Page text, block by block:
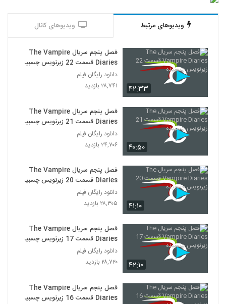
ویدیوهای مرتبط ویدیوهای کانال
۴۲:۳۳
فصل پنجم سریال The Vampire
Diaries قسمت 22 زیرنویس چسبیده
دانلود رایگان فیلم
۲۸,۷۴۱ بازدید
۴۰:۵۰
فصل پنجم سریال The Vampire
Diaries قسمت 21 زیرنویس چسبیده
دانلود رایگان فیلم
۲۴,۷۰۶ بازدید
۴۱:۱۰
فصل پنجم سریال The Vampire
Diaries قسمت 20 زیرنویس چسبیده
دانلود رایگان فیلم
۲۸,۳۰۵ بازدید
۴۲:۱۰
فصل پنجم سریال The Vampire
Diaries قسمت 17 زیرنویس چسبیده
دانلود رایگان فیلم
۲۸,۷۲۰ بازدید
فصل پنجم سریال The Vampire
Diaries قسمت 16 زیرنویس چسبیده